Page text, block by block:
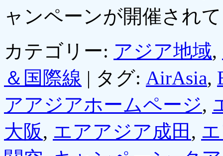
ャンペーンが開催され
カテゴリー: アジア地域,
＆国際線 | タグ: AirAsia,
アアジアホームページ,
大阪, エアアジア成田 ,